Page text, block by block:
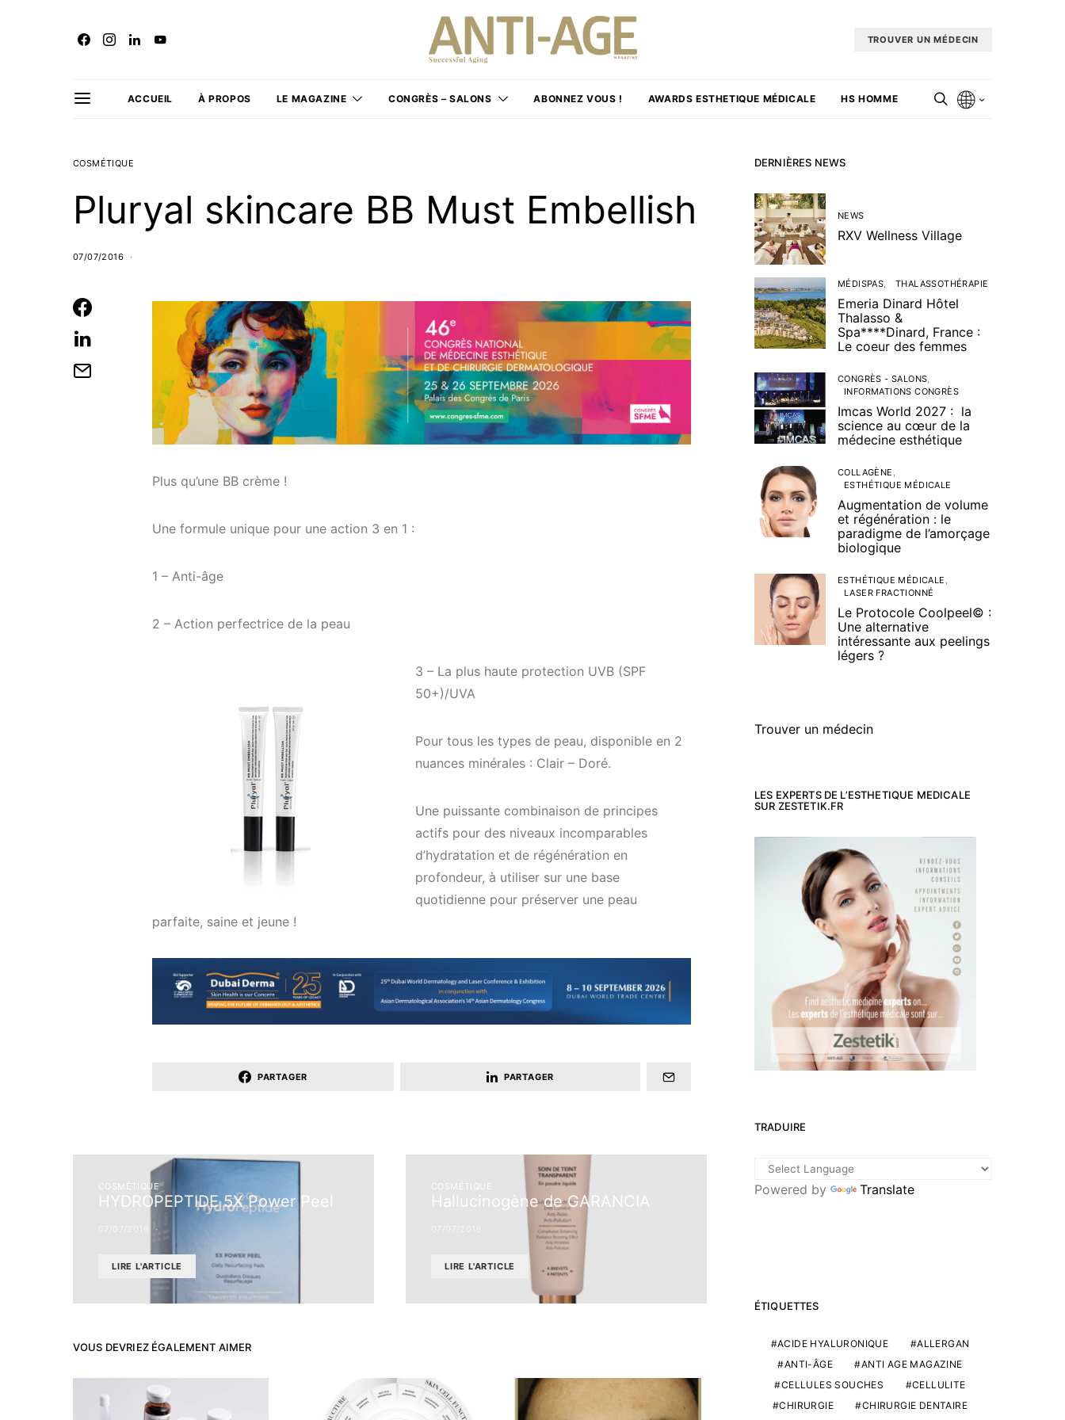
TROUVER UN MÉDECIN
ACCUEIL À PROPOS LE MAGAZINE CONGRÈS – SALONS ABONNEZ VOUS ! AWARDS ESTHETIQUE MÉDICALE HS HOMME
COSMÉTIQUE
Pluryal skincare BB Must Embellish
07/07/2016
Plus qu’une BB crème !
Une formule unique pour une action 3 en 1 :
1 – Anti-âge
2 – Action perfectrice de la peau
3 – La plus haute protection UVB (SPF
50+)/UVA
Pour tous les types de peau, disponible en 2
nuances minérales : Clair – Doré.
Une puissante combinaison de principes
actifs pour des niveaux incomparables
d’hydratation et de régénération en
profondeur, à utiliser sur une base
quotidienne pour préserver une peau
parfaite, saine et jeune !
PARTAGER PARTAGER
COSMÉTIQUE
HYDROPEPTIDE 5X Power Peel
LIRE L'ARTICLE
COSMÉTIQUE
Hallucinogène de GARANCIA
LIRE L'ARTICLE
VOUS DEVRIEZ ÉGALEMENT AIMER
DERNIÈRES NEWS
NEWS
RXV Wellness Village
MÉDISPAS THALASSOTHÉRAPIE
Emeria Dinard Hôtel
Thalasso &
Spa****Dinard, France :
Le coeur des femmes
CONGRÈS - SALONS
INFORMATIONS CONGRÈS
Imcas World 2027 : la
science au cœur de la
médecine esthétique
COLLAGÈNE
ESTHÉTIQUE MÉDICALE
Augmentation de volume
et régénération : le
paradigme de l’amorçage
biologique
ESTHÉTIQUE MÉDICALE
LASER FRACTIONNÉ
Le Protocole Coolpeel© :
Une alternative
intéressante aux peelings
légers ?
Trouver un médecin
LES EXPERTS DE L’ESTHETIQUE MEDICALE
SUR ZESTETIK.FR
TRADUIRE
Powered by Translate
ÉTIQUETTES
ACIDE HYALURONIQUE
ALLERGAN
ANTI-ÂGE
ANTI AGE MAGAZINE
CELLULES SOUCHES
CELLULITE
CHIRURGIE
CHIRURGIE DENTAIRE